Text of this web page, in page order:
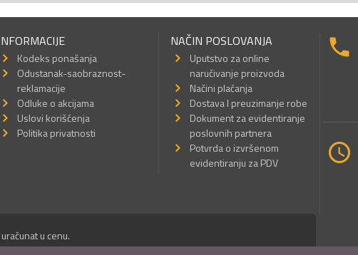
Kodeks ponašanja
Odustanak-saobraznost-
reklamacije
Odluke o akcijama
Uslovi korišćenja
Politika privatnosti
NAČIN POSLOVANJA
Uputstvo za online
naručivanje proizvoda
Načini plaćanja
Dostava I preuzimanje robe
Dokument za evidentiranje
poslovnih partnera
Potvrda o izvršenom
evidentiranju za PDV
u cenu.